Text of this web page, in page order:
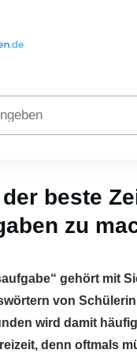
beste
zu
gehört mit
von
wird damit
denn oftmals